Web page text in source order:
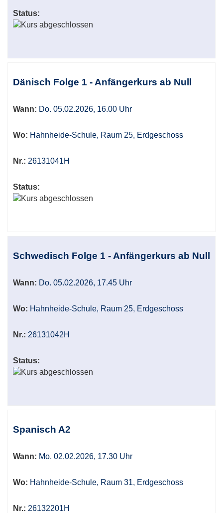
Status:
Dänisch Folge 1 - Anfängerkurs ab Null
Wann: Do. 05.02.2026, 16.00 Uhr
Wo: Hahnheide-Schule, Raum 25, Erdgeschoss
Nr.: 26131041H
Status:
Schwedisch Folge 1 - Anfängerkurs ab Null
Wann: Do. 05.02.2026, 17.45 Uhr
Wo: Hahnheide-Schule, Raum 25, Erdgeschoss
Nr.: 26131042H
Status:
Spanisch A2
Wann: Mo. 02.02.2026, 17.30 Uhr
Wo: Hahnheide-Schule, Raum 31, Erdgeschoss
Nr.: 26132201H